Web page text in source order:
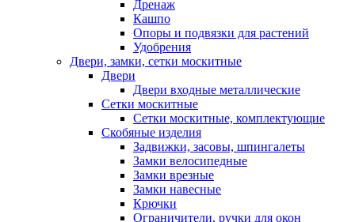
Дренаж
Кашпо
Опоры и подвязки для растений
Удобрения
Двери, замки, сетки москитные
Двери
Двери входные металлические
Сетки москитные
Сетки москитные, комплектующие
Скобяные изделия
Задвижки, засовы, шпингалеты
Замки велосипедные
Замки врезные
Замки навесные
Крючки
Ограничители, ручки для окон